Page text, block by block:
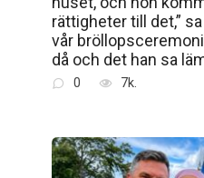
rättigheter till det,”
vår
då och det han sa
0 7k.